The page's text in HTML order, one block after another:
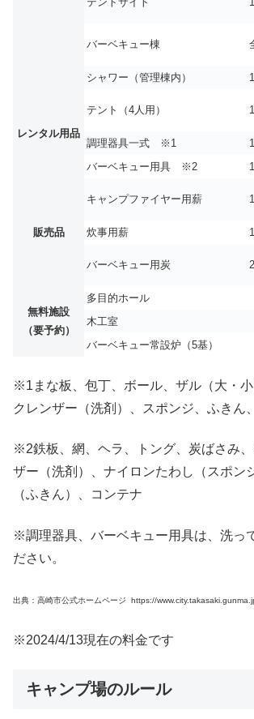
バーベキュー棟
シャワー（管理棟内）
レンタル用品
テント（4人用）
調理器具一式 ※1
バーベキュー用具 ※2
販売品
キャンプファイヤー用薪
炊事用薪
バーベキュー用炭
無料施設
（要予約）
多目的ホール
木工室
バーベキュー常設炉（5基）
※1まな板、包丁、ボール、ザル（大・小
クレンザー（洗剤）、スポンジ、ふきん
※2鉄板、網、ヘラ、トング、炭ばさみ
ザー（洗剤）、ナイロンたわし（スポン
（ふきん）、コンテナ
※調理器具、バーベキュー用具は、洗っ
ださい。
出典：高崎市公式ホームページ https://
※2024/4/13現在の料金です
キャンプ場のルール